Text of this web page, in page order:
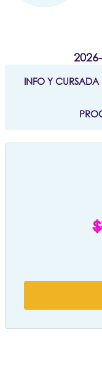
INFO Y CURSADA
$